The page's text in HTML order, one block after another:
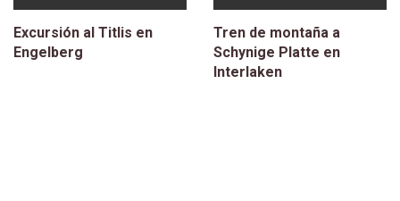
Excursión al Titlis en
Engelberg
Tren de montaña a
Schynige Platte en
Interlaken